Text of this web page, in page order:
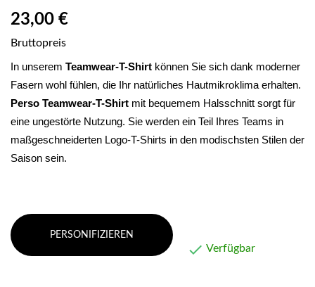
23,00 €
Bruttopreis
In unserem Teamwear-T-Shirt können Sie sich dank moderner
Perso Teamwear-T-Shirt mit bequemem Halsschnitt sorgt für
eine ungestörte Nutzung. Sie werden ein Teil Ihres Teams in
maßgeschneiderten Logo-T-Shirts in den modischsten Stilen der
Saison sein.
PERSONIFIZIEREN
 Verfügbar